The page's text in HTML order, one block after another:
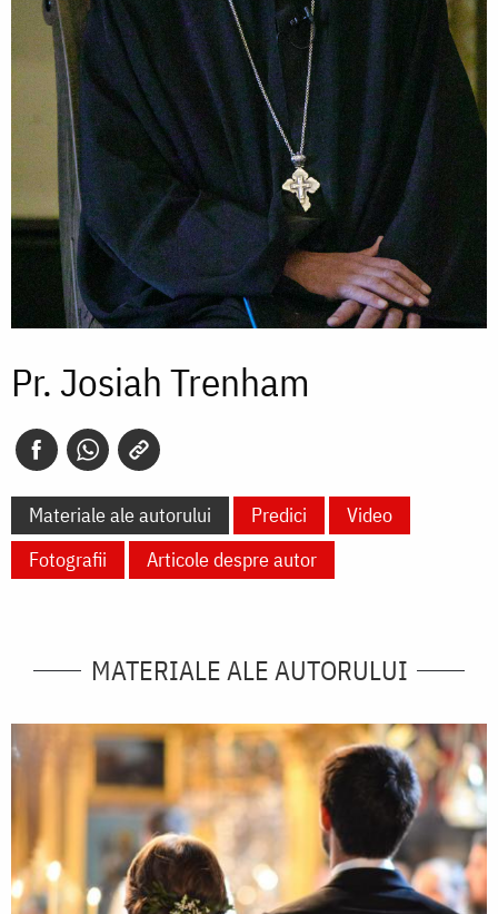
Pr. Josiah Trenham
Materiale ale autorului Predici
Video
Fotografii
Articole despre autor
MATERIALE ALE AUTORULUI